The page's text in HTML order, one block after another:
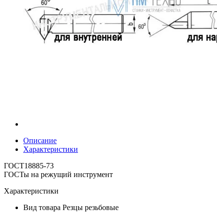
Описание
Характеристики
ГОСТ18885-73
ГОСТы на режущий инструмент
Характеристики
Вид товара Резцы резьбовые